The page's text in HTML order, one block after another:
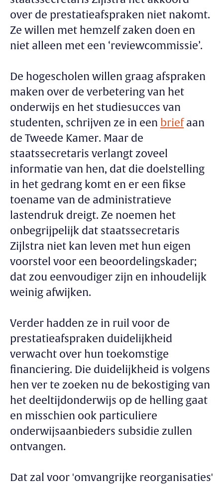
over de prestatieafspraken niet nakomt.
Ze willen met hemzelf zaken doen en
niet alleen met een ‘reviewcommissie’.
De hogescholen willen graag afspraken
maken over de verbetering van het
onderwijs en het studiesucces van
studenten, schrijven ze in een briefaan
de Tweede Kamer. Maar de
staatssecretaris verlangt zoveel
informatie van hen, dat die doelstelling
in het gedrang komt en er een fikse
toename van de administratieve
lastendruk dreigt. Ze noemen het
onbegrijpelijk dat staatssecretaris
Zijlstra niet kan leven met hun eigen
voorstel voor een beoordelingskader;
dat zou eenvoudiger zijn en inhoudelijk
weinig afwijken.
Verder hadden ze in ruil voor de
prestatieafspraken duidelijkheid
verwacht over hun toekomstige
financiering. Die duidelijkheid is volgens
hen ver te zoeken nu de bekostiging van
het deeltijdonderwijs op de helling gaat
en misschien ook particuliere
onderwijsaanbieders subsidie zullen
ontvangen.
Dat zal voor 'omvangrijke reorganisaties'